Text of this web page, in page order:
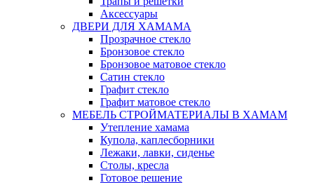
Аксессуары
ДВЕРИ ДЛЯ ХАМАМА
Прозрачное стекло
Бронзовое стекло
Бронзовое матовое стекло
Сатин стекло
Графит стекло
Графит матовое стекло
МЕБЕЛЬ СТРОЙМАТЕРИАЛЫ В ХАМАМ
Утепление хамама
Купола, каплесборники
Лежаки, лавки, сиденье
Столы, кресла
Готовое решение